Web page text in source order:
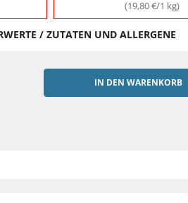
(19,80 €/1 kg)
/ ZUTATEN UND ALLERGENE
IN DEN WARENKORB